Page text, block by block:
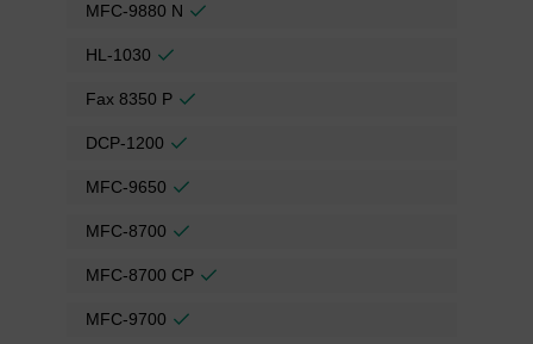
MFC-9880 N
HL-1030
Fax 8350 P
DCP-1200
MFC-9650
MFC-8700
MFC-8700 CP
MFC-9700